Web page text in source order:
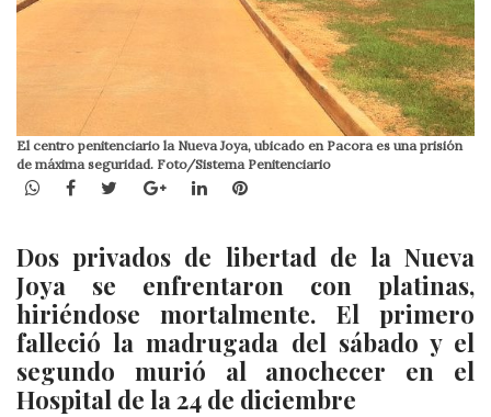
El centro penitenciario la Nueva Joya, ubicado en Pacora es una prisión
de máxima seguridad. Foto/Sistema Penitenciario
WhatsApp
Facebook
TwitterGoogle+LinkedInPinterest
Dos privados de libertad de la Nueva
Joya se enfrentaron con platinas,
hiriéndose mortalmente. El primero
falleció la madrugada del sábado y el
segundo murió al anochecer en el
Hospital de la 24 de diciembre